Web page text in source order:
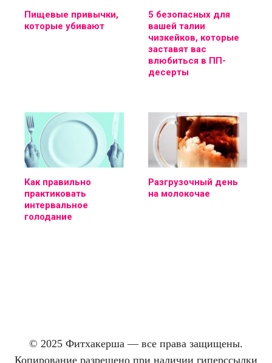
Пищевые привычки,
которые убивают
5 безопасных для
вашей талии
чизкейков, которые
заставят вас
влюбиться в ПП-
десерты
Как правильно
практиковать
интервальное
голодание
Разгрузочный день
на молокочае
© 2025 Фитхакерша — все права защищены.
Копирование разрешено при наличии гиперссылки